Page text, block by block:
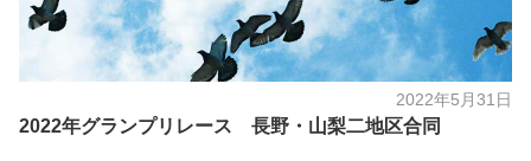
2022年5月31日
2022年グランプリレース 長野・山梨二地区合同